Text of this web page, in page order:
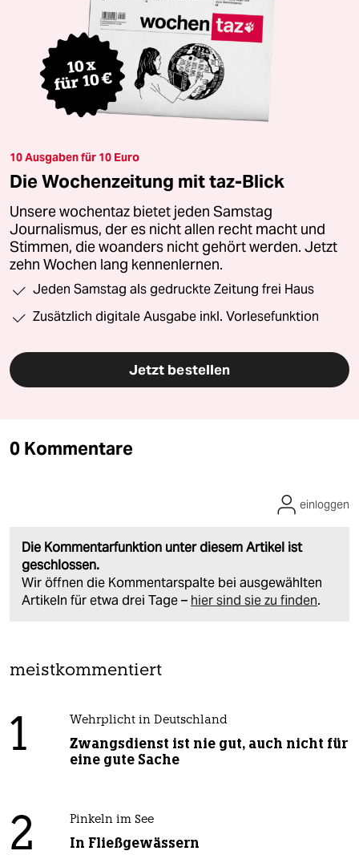
10 Ausgaben für 10 Euro
Die Wochenzeitung mit taz-Blick
Unsere wochentaz bietet jeden Samstag
Journalismus, der es nicht allen recht macht und
Stimmen, die woanders nicht gehört werden. Jetzt
zehn Wochen lang kennenlernen.
Jeden Samstag als gedruckte Zeitung frei Haus
Zusätzlich digitale Ausgabe inkl. Vorlesefunktion
Jetzt bestellen
0 Kommentare
Die Kommentarfunktion unter diesem Artikel ist
geschlossen.
Wir öffnen die Kommentarspalte bei ausgewählten
Artikeln für etwa drei Tage – hier sind sie zu finden.
einloggen
meistkommentiert
1 Wehrplicht in Deutschland
Zwangsdienst ist nie gut, auch nicht für
eine gute Sache
2 Pinkeln im See
In Fließgewässern